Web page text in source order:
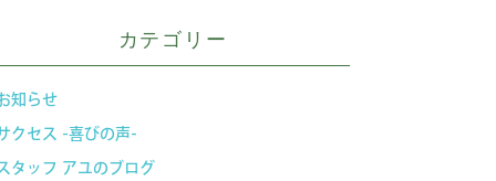
カテゴリー
知らせ
クセス -喜びの声-
タッフ アユのブログ